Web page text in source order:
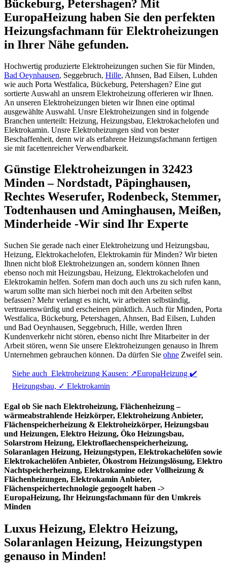
Bückeburg, Petershagen? Mit
EuropaHeizung haben Sie den perfekten
Heizungsfachmann für Elektroheizungen
in Ihrer Nähe gefunden.
Hochwertig produzierte Elektroheizungen suchen Sie für Minden,
Bad Oeynhausen, Seggebruch, Hille, Ahnsen, Bad Eilsen, Luhden
wie auch Porta Westfalica, Bückeburg, Petershagen? Eine gut
sortierte Auswahl an unsrem Elektroheizung offerieren wir Ihnen.
An unseren Elektroheizungen bieten wir Ihnen eine optimal
ausgewählte Auswahl. Unsre Elektroheizungen sind in folgende
Branchen unterteilt: Heizung, Heizungsbau, Elektrokachelofen und
Elektrokamin. Unsre Elektroheizungen sind von bester
Beschaffenheit, denn wir als erfahrene Heizungsfachmann fertigen
sie mit facettenreicher Verwendbarkeit.
Günstige Elektroheizungen in 32423
Minden – Nordstadt, Päpinghausen,
Rechtes Weserufer, Rodenbeck, Stemmer,
Todtenhausen und Aminghausen, Meißen,
Minderheide -Wir sind Ihr Experte
Suchen Sie gerade nach einer Elektroheizung und Heizungsbau,
Heizung, Elektrokachelofen, Elektrokamin für Minden? Wir bieten
Ihnen nicht bloß Elektroheizungen an, sondern können Ihnen
ebenso noch mit Heizungsbau, Heizung, Elektrokachelofen und
Elektrokamin helfen. Sofern man doch auch uns zu sich rufen kann,
warum sollte man sich hierbei noch mit den Arbeiten selbst
befassen? Mehr verlangt es nicht, wir arbeiten selbständig,
vertrauenswürdig und erscheinen pünktlich. Auch für Minden, Porta
Westfalica, Bückeburg, Petershagen, Ahnsen, Bad Eilsen, Luhden
und Bad Oeynhausen, Seggebruch, Hille, werden Ihren
Kundenverkehr nicht stören, ebenso nicht Ihre Mitarbeiter in der
Arbeit stören, wenn Sie unsere Elektroheizungen genauso in Ihrem
Unternehmen gebrauchen können. Da dürfen Sie ohne Zweifel sein.
Siehe auch Elektroheizung Kausen: ↗️EuropaHeizung ✔️
Heizungsbau, ✓ Elektrokamin
Egal ob Sie nach Elektroheizung, Flächenheizung –
wärmeabstrahlende Heizkörper, Elektroheizung Anbieter,
Flächenspeicherheizung & Elektroheizkörper, Heizungsbau
und Heizungen, Elektro Heizung, Öko Heizungsbau,
Solarstrom Heizung, Elektroflaechenspeicherheizung,
Solaranlagen Heizung, Heizungstypen, Elektrokachelöfen sowie
Elektrokachelöfen Anbieter, Ökostrom Heizungslösung, Elektro
Nachtspeicherheizung, Elektrokamine oder Vollheizung &
Flächenheizungen, Elektrokamin Anbieter,
Flächenspeichertechnologie gegoogelt haben ->
EuropaHeizung, Ihr Heizungsfachmann für den Umkreis
Minden
Luxus Heizung, Elektro Heizung,
Solaranlagen Heizung, Heizungstypen
genauso in Minden!